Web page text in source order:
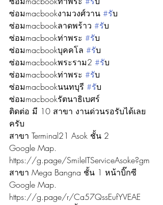
ซ่อมmacbookงามวงศ์วาน #รับ
ซ่อมmacbookลาดพร้าว #รับ
ซ่อมmacbookท่าพระ #รับ
ซ่อมmacbookบุคคโล #รับ
ซ่อมmacbookพระราม2 #รับ
ซ่อมmacbookท่าพระ #รับ
ซ่อมmacbookนนทบุรี #รับ
ซ่อมmacbookรัตนาธิเบศร์
ติดต่อ มี 10 สาขา งานด่วนรอรับได้เลย
ครับ
สาขา Terminal21 Asok ชั้น 2
Google Map.
https://g.page/SmileITServiceAsoke?gm
สาขา Mega Bangna ชั้น 1 หน้าบิ๊กซี
Google Map.
https://g.page/r/Ca57QssEufYVEAE